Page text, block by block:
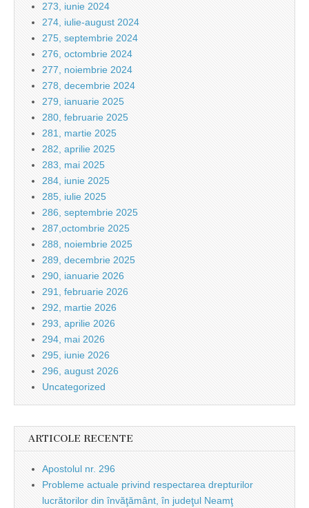
273, iunie 2024
274, iulie-august 2024
275, septembrie 2024
276, octombrie 2024
277, noiembrie 2024
278, decembrie 2024
279, ianuarie 2025
280, februarie 2025
281, martie 2025
282, aprilie 2025
283, mai 2025
284, iunie 2025
285, iulie 2025
286, septembrie 2025
287,octombrie 2025
288, noiembrie 2025
289, decembrie 2025
290, ianuarie 2026
291, februarie 2026
292, martie 2026
293, aprilie 2026
294, mai 2026
295, iunie 2026
296, august 2026
Uncategorized
ARTICOLE RECENTE
Apostolul nr. 296
Probleme actuale privind respectarea drepturilor
lucrătorilor din învăţământ, în judeţul Neamţ